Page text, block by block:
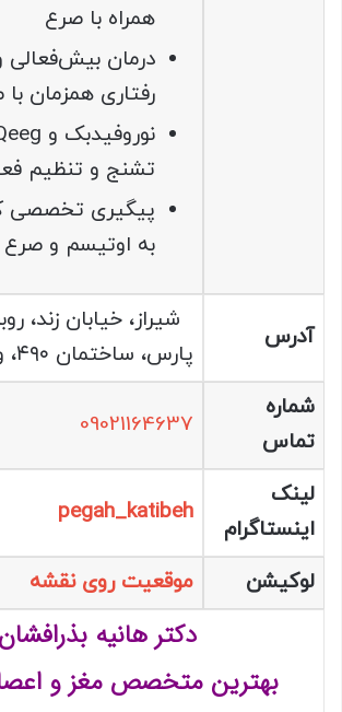
همراه با صرع
درمان بیش‌فعالی
رفتاری همزمان
تشنج و تنظیم
پیگیری تخصصی
به اوتیسم و
آدرس
شیراز، خیابان زند،
پارس، ساختمان ۴۹۰، واحد ۵
شماره
تماس
09021164637
لینک
اینستاگرام
pegah_katibeh
لوکیشن موقعیت روی نقشه
دکتر هانیه بذرافشان
بهترین متخصص مغز و